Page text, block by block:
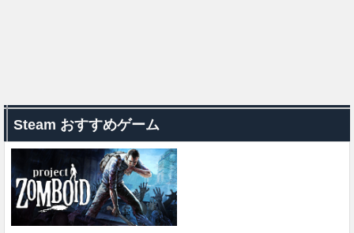
Steam おすすめゲーム